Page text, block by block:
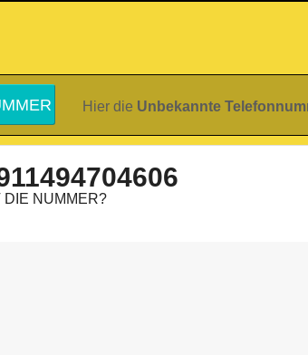
Hier die Unbekannte
DIE NUMMER?